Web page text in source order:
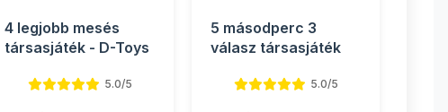
4 legjobb mesés
társasjáték - D-Toys
5.0/5
5 másodperc 3
válasz társasjáték
5.0/5